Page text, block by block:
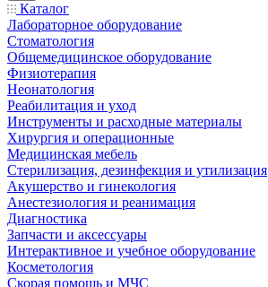
Каталог
Лабораторное оборудование
Стоматология
Общемедицинское оборудование
Физиотерапия
Неонатология
Реабилитация и уход
Инструменты и расходные материалы
Хирургия и операционные
Медицинская мебель
Стерилизация, дезинфекция и утилизация
Акушерство и гинекология
Анестезиология и реанимация
Диагностика
Запчасти и аксессуары
Интерактивное и учебное оборудование
Косметология
Скорая помощь и МЧС